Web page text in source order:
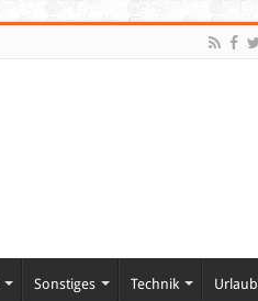
Sonstiges Technik Urlaub